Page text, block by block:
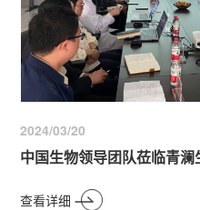
2024/03/20
查看详细